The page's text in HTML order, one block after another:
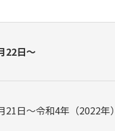
22日～
21日～令和4年（2022年